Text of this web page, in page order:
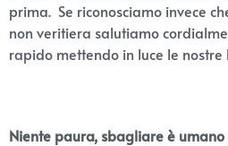
prima. Se riconosciamo invece
non veritiera salutiamo
rapido mettendo in luce le
Niente paura, sbagliare è umano